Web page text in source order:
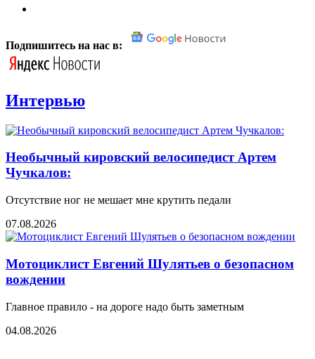
Подпишитесь на нас в:
Интервью
Необычный кировский велосипедист Артем
Чучкалов:
Отсутствие ног не мешает мне крутить педали
07.08.2026
Мотоциклист Евгений Шулятьев о безопасном
вождении
Главное правило - на дороге надо быть заметным
04.08.2026